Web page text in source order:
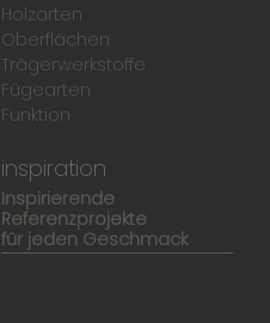
Holzarten
Oberflächen
Trägerwerkstoffe
Fügearten
Funktion
inspiration
Inspirierende
Referenzprojekte
für jeden Geschmack